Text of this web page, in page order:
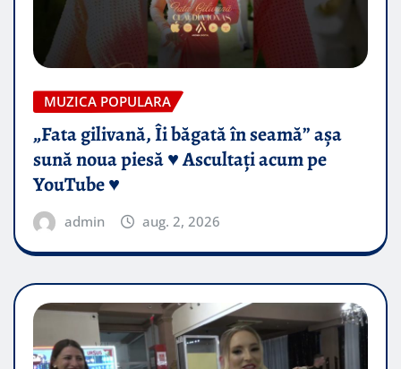
MUZICA POPULARA
„Fata gilivană, Îi băgată în seamă” așa
sună noua piesă ♥️ Ascultați acum pe
YouTube ♥️
admin aug. 2, 2026